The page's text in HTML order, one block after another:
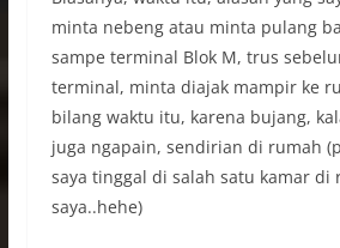
minta nebeng atau minta pulang
sampe terminal Blok M, trus
terminal, minta diajak mampir ke
bilang waktu itu, karena bujang,
juga ngapain, sendirian di rumah
saya tinggal di salah satu kamar di
saya..hehe)